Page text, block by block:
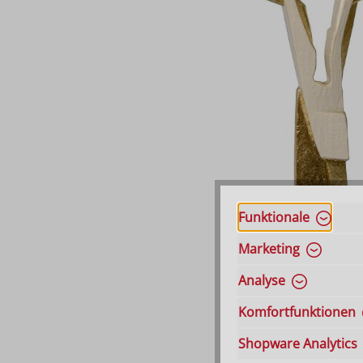
Funktionale
Marketing
Analyse
Komfortfunktionen
Shopware Analytics